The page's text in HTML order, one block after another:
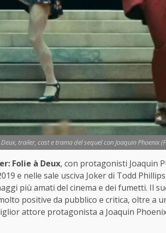
Deux, trailer, cast e trama del sequel con Joaquin Phoenix
Folie à Deux, con protagonisti Joaquin
e nelle sale usciva Joker di Todd
più amati del cinema e dei fumetti. Il
positive da pubblico e critica, oltre a
attore protagonista a Joaquin